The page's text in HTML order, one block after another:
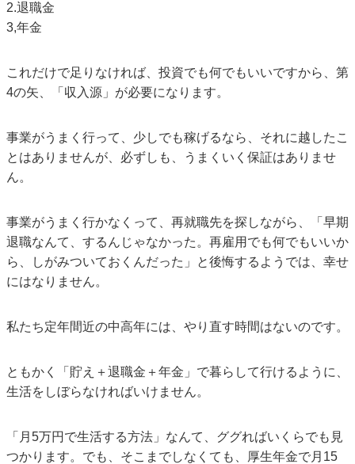
2.退職金
3,年金
これだけで足りなければ、投資でも何でもいいですから、第
4の矢、「収入源」が必要になります。
事業がうまく行って、少しでも稼げるなら、それに越したこ
とはありませんが、必ずしも、うまくいく保証はありませ
ん。
事業がうまく行かなくって、再就職先を探しながら、「早期
退職なんて、するんじゃなかった。再雇用でも何でもいいか
ら、しがみついておくんだった」と後悔するようでは、幸せ
にはなりません。
私たち定年間近の中高年には、やり直す時間はないのです。
ともかく「貯え＋退職金＋年金」で暮らして行けるように、
生活をしぼらなければいけません。
「月5万円で生活する方法」なんて、ググればいくらでも見
つかります。でも、そこまでしなくても、厚生年金で月15